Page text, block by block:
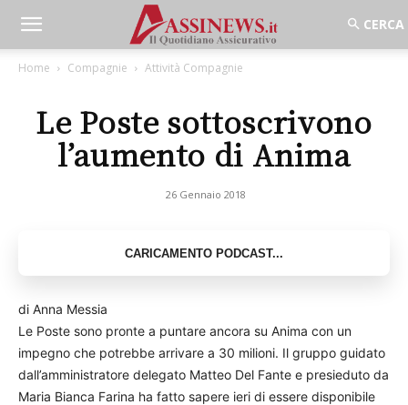
Home Compagnie Attività Compagnie
Le Poste sottoscrivono
l’aumento di Anima
26 Gennaio 2018
di Anna Messia
Le Poste sono pronte a puntare ancora su Anima con un
impegno che potrebbe arrivare a 30 milioni. Il gruppo guidato
dall’amministratore delegato Matteo Del Fante e presieduto da
Maria Bianca Farina ha fatto sapere ieri di essere disponibile